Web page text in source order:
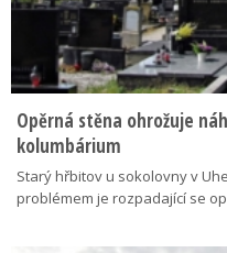
Opěrná stěna ohrožuje
kolumbárium
Starý hřbitov u sokolovny v
problémem je rozpadající se